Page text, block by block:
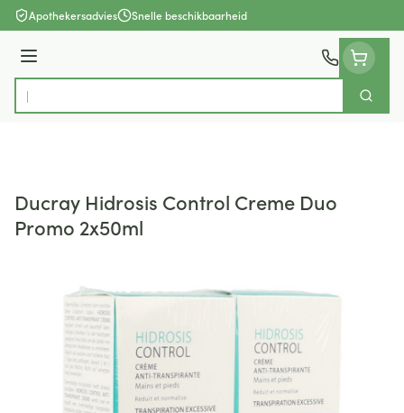
Ga naar de inhoud
Apothekersadvies Snelle beschikbaarheid
Menu
Product, merk, categorie...
Zoek
Ducray Hidrosis Control Creme Duo
Promo 2x50ml